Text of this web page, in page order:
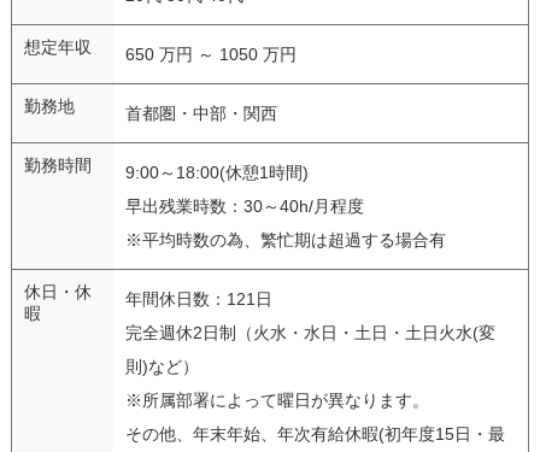
想定年収 650 万円 ～ 1050 万円
勤務地 首都圏・中部・関西
勤務時間
9:00～18:00(休憩1時間)
早出残業時数：30～40h/月程度
※平均時数の為、繁忙期は超過する場合有
休日・休
暇
年間休日数：121日
完全週休2日制（火水・水日・土日・土日火水(変
則)など）
※所属部署によって曜日が異なります。
その他、年末年始、年次有給休暇(初年度15日・最